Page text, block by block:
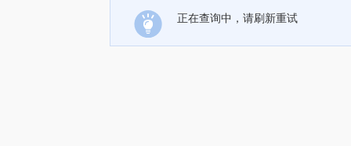
正在查询中，请刷新重试